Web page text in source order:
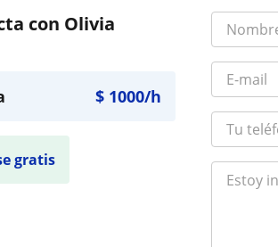
con Olivia
$ 1000/h
gratis